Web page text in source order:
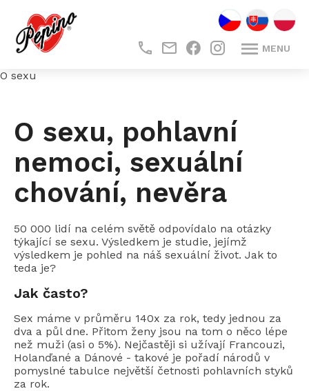
CZ SK PL
. . MENU
O sexu
O sexu, pohlavní
nemoci, sexuální
chování, nevěra
50 000 lidí na celém světě odpovídalo na otázky
týkající se sexu. Výsledkem je studie, jejímž
výsledkem je pohled na náš sexuální život. Jak to
teda je?
Jak často?
Sex máme v průměru 140x za rok, tedy jednou za
dva a půl dne. Přitom ženy jsou na tom o něco lépe
než muži (asi o 5%). Nejčastěji si užívají Francouzi,
Holanďané a Dánové - takové je pořadí národů v
pomyslné tabulce největší četnosti pohlavních styků
za rok.